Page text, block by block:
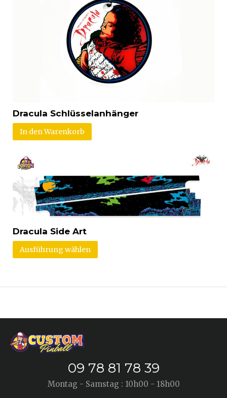
Dracula Schlüsselanhänger
In den Warenkorb
Dracula Side Art
Ausführung wählen
09 78 81 78 39
Montag - Samstag : 10h00 - 18h00